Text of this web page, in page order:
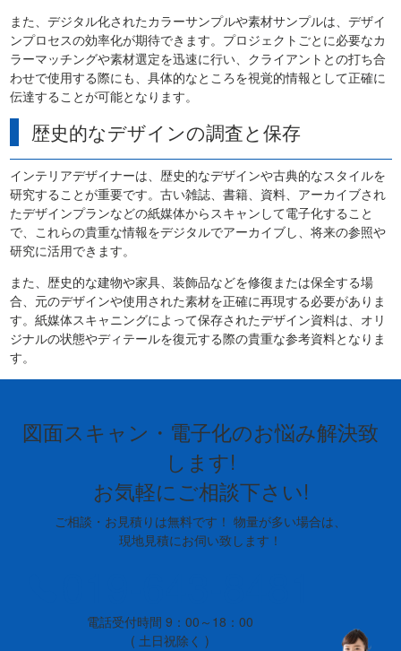
また、デジタル化されたカラーサンプルや素材サンプルは、デザイ
ンプロセスの効率化が期待できます。プロジェクトごとに必要なカ
ラーマッチングや素材選定を迅速に行い、クライアントとの打ち合
わせで使用する際にも、具体的なところを視覚的情報として正確に
伝達することが可能となります。
歴史的なデザインの調査と保存
インテリアデザイナーは、歴史的なデザインや古典的なスタイルを
研究することが重要です。古い雑誌、書籍、資料、アーカイブされ
たデザインプランなどの紙媒体からスキャンして電子化すること
で、これらの貴重な情報をデジタルでアーカイブし、将来の参照や
研究に活用できます。
また、歴史的な建物や家具、装飾品などを修復または保全する場
合、元のデザインや使用された素材を正確に再現する必要がありま
す。紙媒体スキャニングによって保存されたデザイン資料は、オリ
ジナルの状態やディテールを復元する際の貴重な参考資料となりま
す。
図面スキャン・電子化のお悩み解決致
します!
お気軽にご相談下さい!
ご相談・お見積りは無料です！ 物量が多い場合は、
現地見積にお伺い致します！
電話受付時間 9：00～18：00
( 土日祝除く )